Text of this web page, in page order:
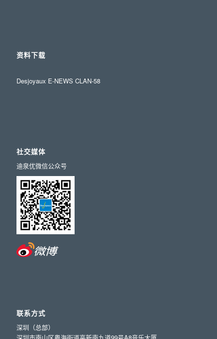
资料下载
Desjoyaux E-NEWS CLAN-58
社交媒体
迪泉优微信公众号
联系方式
深圳（总部）